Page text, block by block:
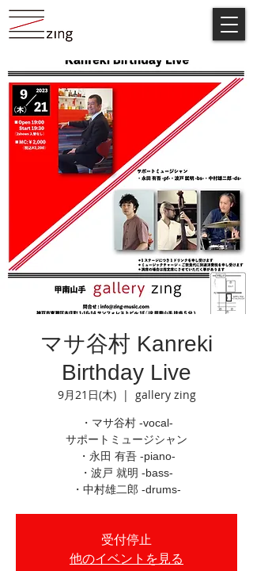
マサ谷村 Kanreki
Birthday Live
9月21日(木)
  |
gallery zing
・マサ谷村 -vocal-
サポートミュージシャン
・永田 有吾 -piano-
・波戸 就明 -bass-
・中村雄二郎 -drums-
受付停止
他のイベントを見る